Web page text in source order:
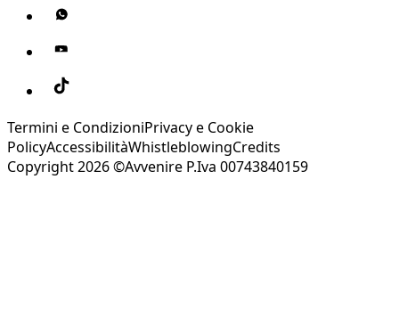
Termini e CondizioniPrivacy e Cookie
PolicyAccessibilitàWhistleblowingCredits
Copyright 2026 ©Avvenire P.Iva 00743840159